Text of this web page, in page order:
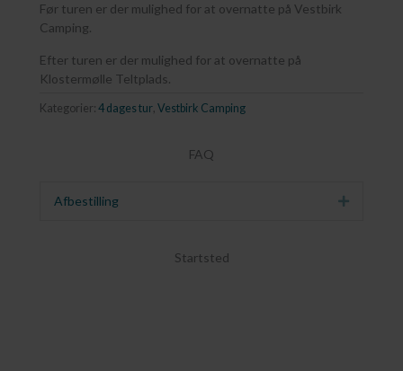
Før turen er der mulighed for at overnatte på Vestbirk
Camping.
Efter turen er der mulighed for at overnatte på
Klostermølle Teltplads.
Kategorier: 4 dages tur Vestbirk Camping
FAQ
Afbestilling Udvid
Startsted